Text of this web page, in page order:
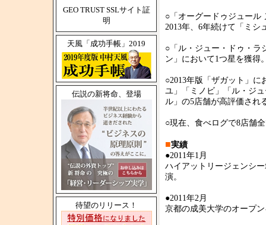
GEO TRUST SSLサイト証
明
天風「成功手帳」2019
伝説の新将命、登場
待望のリリース！
○「オーグードゥジュール
2013年、6年続けて「ミシ
○「ル・ジュー・ドゥ・ラ
ン」において1つ星を獲得
○2013年版「ザガット」
ユ」「ミノビ」「ル・ジ
ル」の5店舗が高評価され
○現在、食べログで8店舗
■実績
●2011年1月
ハイアットリージェンシ
演。
●2011年2月
京都の成美大学のオープ